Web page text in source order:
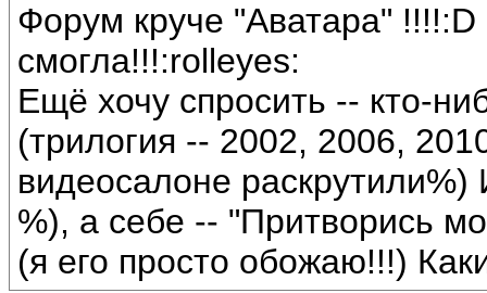
Форум круче "Аватара"
смогла!!!:rolleyes:
Ещё хочу спросить -- кто-
(трилогия -- 2002, 2006,
видеосалоне
%), а себе -- "Притворись
(я его просто обожаю!!!)